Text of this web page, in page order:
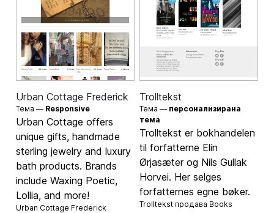
Urban Cottage Frederick
Тема — Responsive
Urban Cottage offers
unique gifts, handmade
sterling jewelry and luxury
bath products. Brands
include Waxing Poetic,
Lollia, and more!
Urban Cottage Frederick
Trolltekst
Тема — персонализирана
тема
Trolltekst er bokhandelen
til forfatterne Elin
Ørjasæter og Nils Gullak
Horvei. Her selges
forfatternes egne bøker.
Trolltekst продава Books